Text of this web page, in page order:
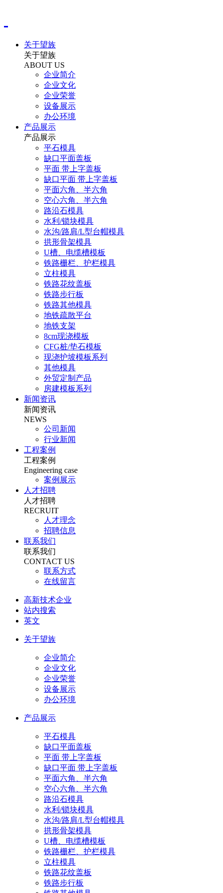
关于望族
关于望族
ABOUT US
企业简介
企业文化
企业荣誉
设备展示
办公环境
产品展示
产品展示
平石模具
缺口平面盖板
平面 带上字盖板
缺口平面 带上字盖板
平面六角、半六角
空心六角、半六角
路沿石模具
水利/锁块模具
水沟/路肩/L型台帽模具
拱形骨架模具
U槽、电缆槽模板
铁路栅栏、护栏模具
立柱模具
铁路花纹盖板
铁路步行板
铁路其他模具
地铁疏散平台
地铁支架
8cm现浇模板
CFG桩/垫石模板
现浇护坡模板系列
其他模具
外贸定制产品
房建模板系列
新闻资讯
新闻资讯
NEWS
公司新闻
行业新闻
工程案例
工程案例
Engineering case
案例展示
人才招聘
人才招聘
RECRUIT
人才理念
招聘信息
联系我们
联系我们
CONTACT US
联系方式
在线留言
高新技术企业
站内搜索
英文
关于望族
企业简介
企业文化
企业荣誉
设备展示
办公环境
产品展示
平石模具
缺口平面盖板
平面 带上字盖板
缺口平面 带上字盖板
平面六角、半六角
空心六角、半六角
路沿石模具
水利/锁块模具
水沟/路肩/L型台帽模具
拱形骨架模具
U槽、电缆槽模板
铁路栅栏、护栏模具
立柱模具
铁路花纹盖板
铁路步行板